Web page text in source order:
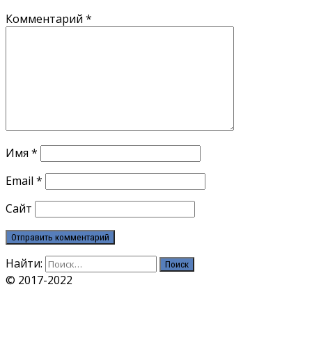
Комментарий *
Имя *
Email *
Сайт
Найти:
© 2017-2022